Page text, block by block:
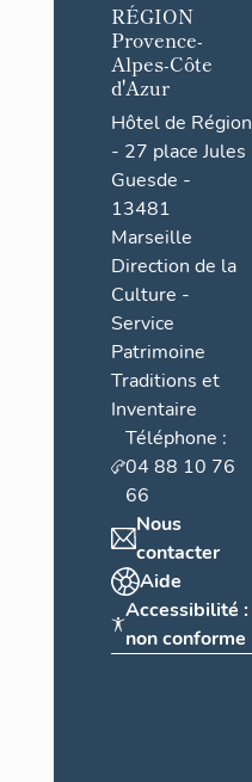
RÉGION
Provence-
Alpes-Côte
d'Azur
Hôtel de Région
- 27 place Jules
Guesde -
13481
Marseille
Direction de la
Culture -
Service
Patrimoine
Traditions et
Inventaire
Téléphone :
04 88 10 76
66
Nous
contacter
Aide
Accessibilité :
non conforme